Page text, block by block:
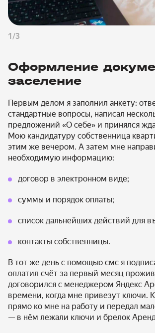
1/3
Оформление
заселение
Первым делом я заполнил анкету:
стандартные вопросы, написал
предложений «О себе» и принялся
Мою кандидатуру собственница
этим же вечером. А затем мне
необходимую информацию:
договор в электронном виде;
суммы и порядок оплаты;
список дальнейших действий для
контакты собственницы.
В тот же день с помощью смс я
оплатил счёт за первый месяц
договорился с менеджером Яндекс
времени, когда мне привезут ключи.
прямо ко мне на работу и передал
— в нём лежали ключи и брелок